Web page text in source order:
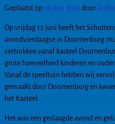
Geplaatst op18 juni 2026 door
Op vrijdag 12 juni heeft het
avondvierdaagse in Doornenburg
vertrokken vanaf kasteel
grote hoeveelheid kinderen en
Vanaf de speeltuin hebben wij
gemaakt door Doornenburg en
het Kasteel.
Het was een geslaagde avond en